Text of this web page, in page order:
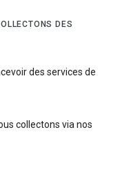
DES
des services de
collectons via nos